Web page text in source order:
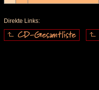
Direkte Links: